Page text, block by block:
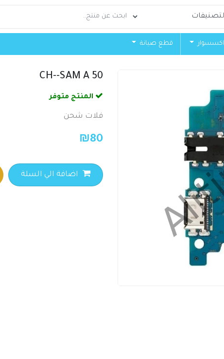
اكسسوار قطع صيانة
CH--SAM A 50
المنتج متوفر
فلات شحن
₪80
اضافة الي السلة